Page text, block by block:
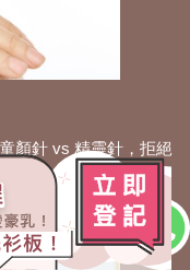
顏針 vs 精靈針，拒絕